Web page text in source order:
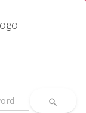
search